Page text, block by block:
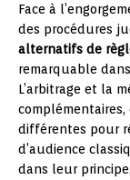
Face à
des procédures
alternatifs de
remarquable
L’arbitrage et la
différentes pour
d’audience
dans leur